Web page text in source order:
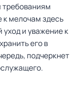
требованиям
к мелочам здесь
и уважение к
его в
подчеркнет